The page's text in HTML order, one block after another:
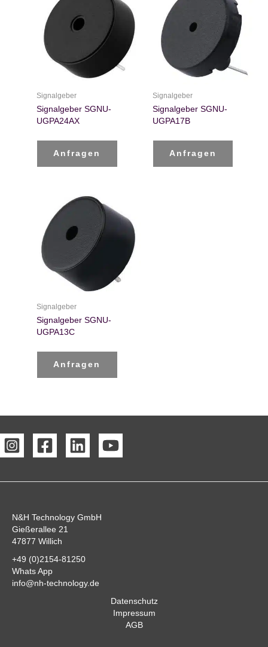
Signalgeber
Signalgeber SGNU-
UGPA24AX
Anfragen
Signalgeber
Signalgeber SGNU-
UGPA17B
Anfragen
Signalgeber
Signalgeber SGNU-
UGPA13C
Anfragen
N&H Technology GmbH
Gießerallee 21
47877 Willich
+49 (0)2154-81250
Whats App
info@nh-technology.de
Datenschutz
Impressum
AGB